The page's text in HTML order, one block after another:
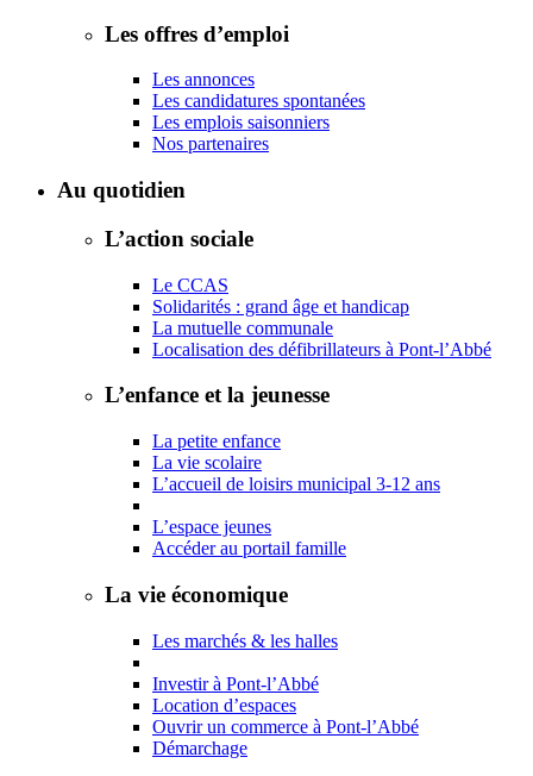
Les offres d’emploi
Les annonces
Les candidatures spontanées
Les emplois saisonniers
Nos partenaires
Au quotidien
L’action sociale
Le CCAS
Solidarités : grand âge et handicap
La mutuelle communale
Localisation des défibrillateurs à Pont-l’Abbé
L’enfance et la jeunesse
La petite enfance
La vie scolaire
L’accueil de loisirs municipal 3-12 ans
L’espace jeunes
Accéder au portail famille
La vie économique
Les marchés & les halles
Investir à Pont-l’Abbé
Location d’espaces
Ouvrir un commerce à Pont-l’Abbé
Démarchage